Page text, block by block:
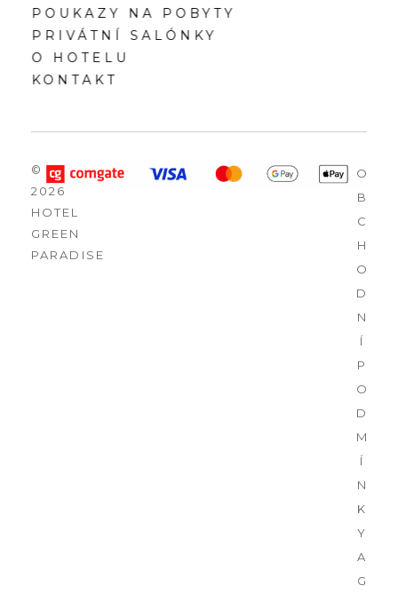
POUKAZY NA POBYTY
PRIVÁTNÍ SALÓNKY
O HOTELU
KONTAKT
©
2026
HOTEL
GREEN
PARADISE
O
B
C
H
O
D
N
Í
P
O
D
M
Í
N
K
Y
A
G